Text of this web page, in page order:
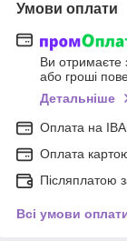
Умови оплати
Ви отримаєте
або гроші
Детальніше
Оплата на
Оплата
Післяплатою
Всі умови